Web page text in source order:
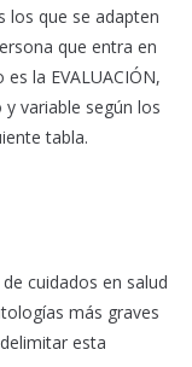
los que se adapten
que entra en
la EVALUACIÓN,
variable según los
tabla.
cuidados en salud
más graves
esta